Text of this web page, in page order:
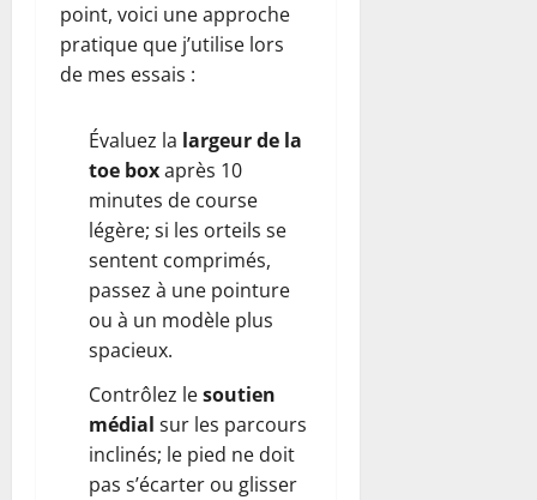
point, voici une approche
pratique que j’utilise lors
de mes essais :
Évaluez la largeur de la
toe boxaprès 10
minutes de course
légère; si les orteils se
sentent comprimés,
passez à une pointure
ou à un modèle plus
spacieux.
Contrôlez lesoutien
médial sur les parcours
inclinés; le pied ne doit
pas s’écarter ou glisser